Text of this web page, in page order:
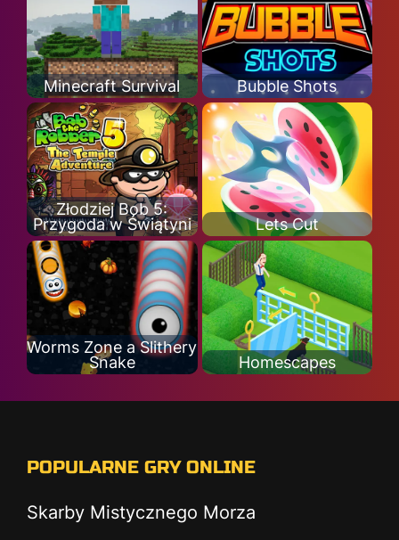
Minecraft Survival Bubble Shots
Złodziej Bob 5:
Przygoda w Świątyni
Lets Cut
Worms Zone a Slithery
Snake
Homescapes
POPULARNE GRY ONLINE
Skarby Mistycznego Morza